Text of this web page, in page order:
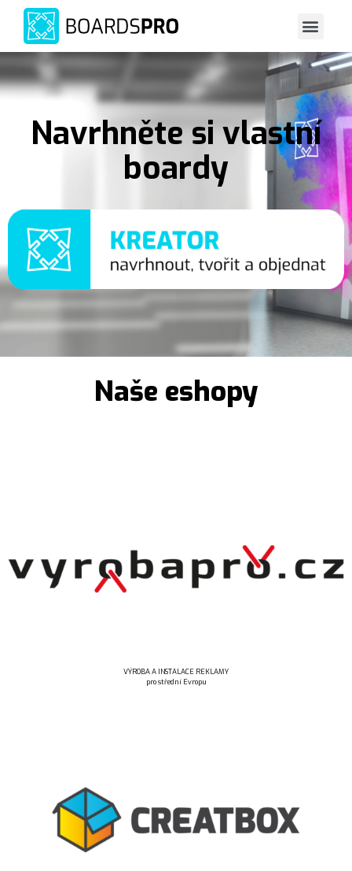
Navrhněte si vlastní
boardy
Naše eshopy
VÝROBA A INSTALACE REKLAMY
pro střední Evropu